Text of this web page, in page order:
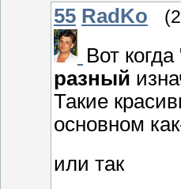
55 RadKo
Вот
разный
Такие
основном
или так